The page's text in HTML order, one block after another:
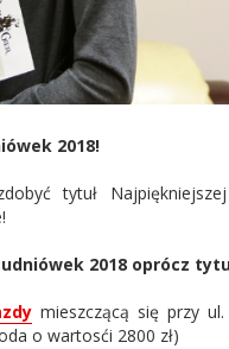
2018!
tytuł
2018 oprócz
mieszczącą się przy ul.
o wartosći 2800 zł)